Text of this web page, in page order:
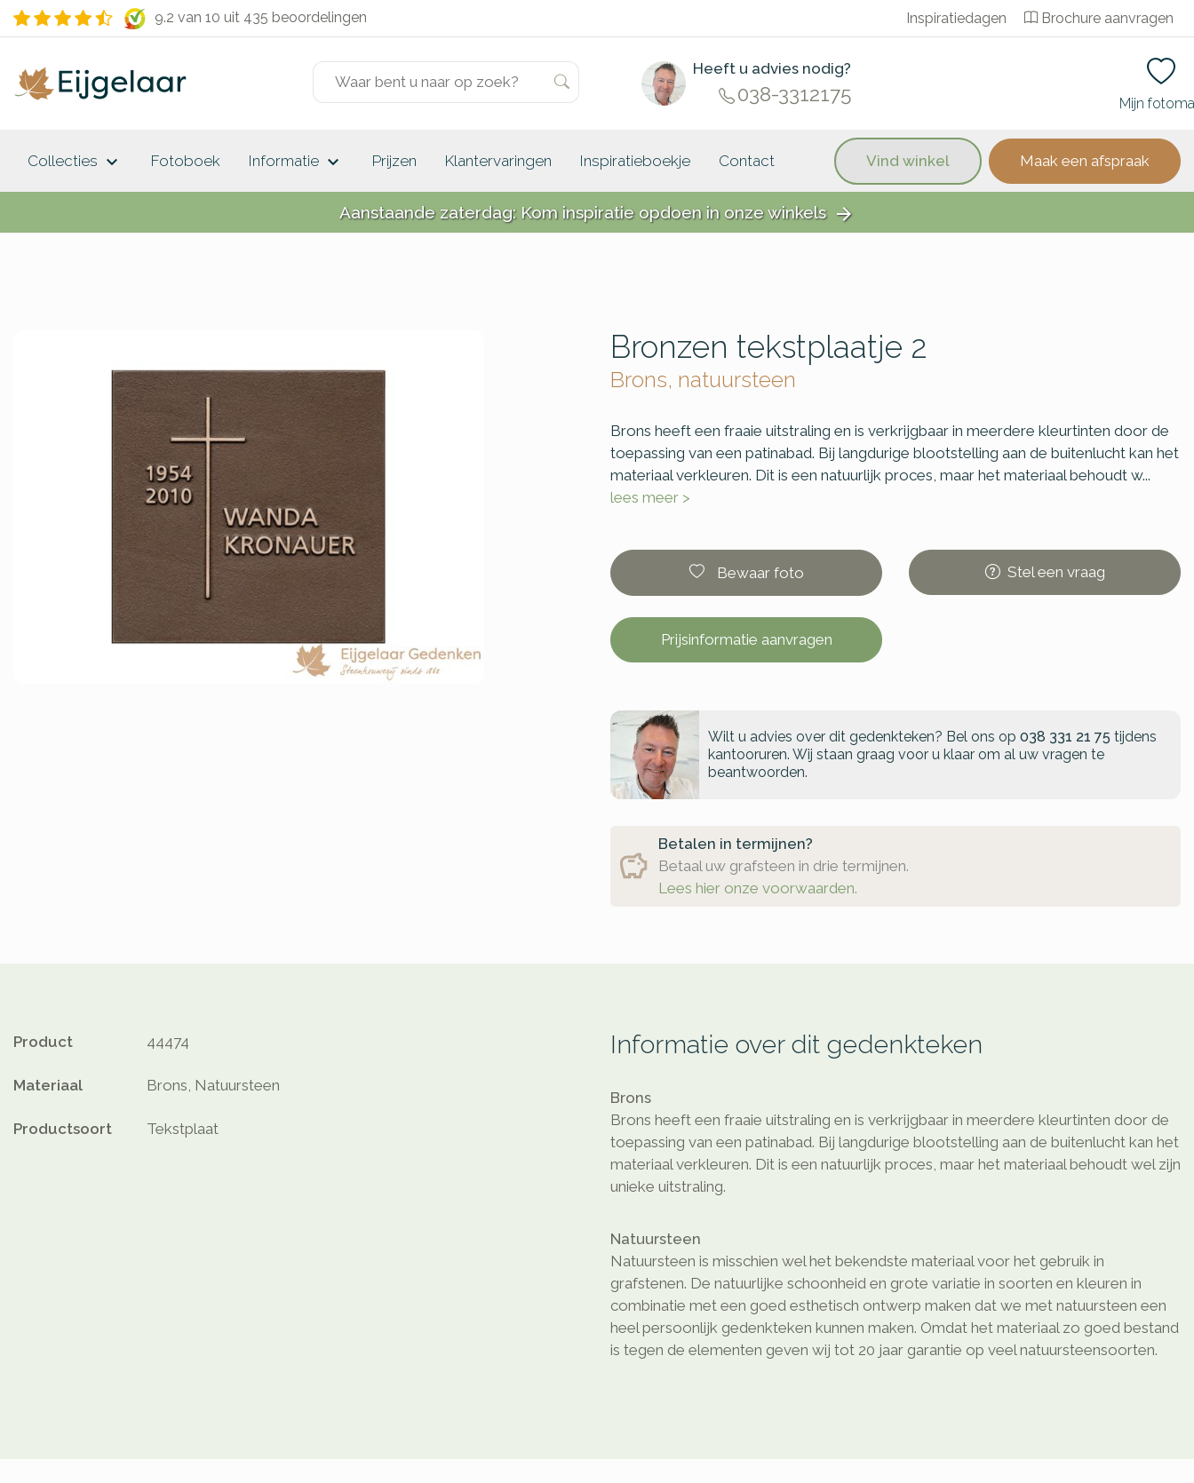
9.2 van 10 uit 435 beoordelingen Inspiratiedagen Brochure aanvragen
Heeft u advies nodig?
038-3312175 Mijn
Collecties keyboard_arrow_down Fotoboek Informatie keyboard_arrow_down Prijzen Klantervaringen Inspiratieboekje Contact Vind winkel Maak een afspraak
Aanstaande zaterdag: Kom inspiratie opdoen in onze winkels arrow_forward
Bronzen tekstplaatje 2
Brons, natuursteen
Brons heeft een fraaie uitstraling en is verkrijgbaar in meerdere kleurtinten door de
toepassing van een patinabad. Bij langdurige blootstelling aan de buitenlucht kan het
materiaal verkleuren. Dit is een natuurlijk proces, maar het materiaal behoudt w...
lees meer >
Bewaar foto Steleen vraag
Prijsinformatie aanvragen
Wilt u advies over dit gedenkteken? Bel ons op 038 331 21 75 tijdens
kantooruren. Wij staan graag voor u klaar om al uw vragen te
beantwoorden.
Betalen in termijnen?
Betaal uw grafsteen in drie termijnen.
Lees hier onze voorwaarden.
Product 44474
Materiaal Brons, Natuursteen
Productsoort Tekstplaat
Informatie over dit gedenkteken
Brons
Brons heeft een fraaie uitstraling en is verkrijgbaar in meerdere kleurtinten door de
toepassing van een patinabad. Bij langdurige blootstelling aan de buitenlucht kan het
materiaal verkleuren. Dit is een natuurlijk proces, maar het materiaal behoudt wel zijn
unieke uitstraling.
Natuursteen
Natuursteen is misschien wel het bekendste materiaal voor het gebruik in
grafstenen. De natuurlijke schoonheid en grote variatie in soorten en kleuren in
combinatie met een goed esthetisch ontwerp maken dat we met natuursteen een
heel persoonlijk gedenkteken kunnen maken. Omdat het materiaal zo goed bestand
is tegen de elementen geven wij tot 20 jaar garantie op veel natuursteensoorten.